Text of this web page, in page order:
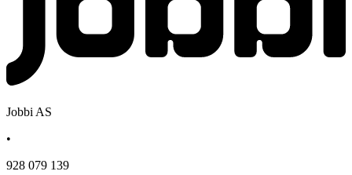
Jobbi AS
•
928 079 139